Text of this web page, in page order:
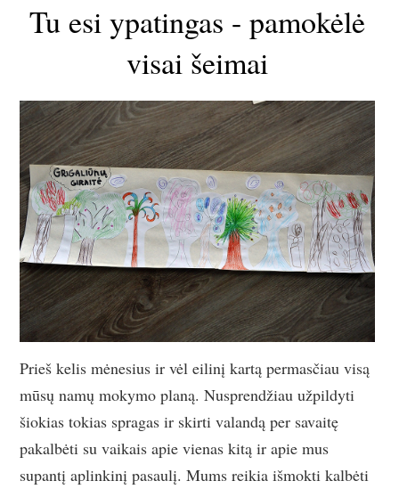
Tu esi ypatingas - pamokėlė
visai šeimai
Prieš kelis mėnesius ir vėl eilinį kartą permasčiau visą
mūsų namų mokymo planą. Nusprendžiau užpildyti
šiokias tokias spragas ir skirti valandą per savaitę
pakalbėti su vaikais apie vienas kitą ir apie mus
supantį aplinkinį pasaulį. Mums reikia išmokti kalbėti